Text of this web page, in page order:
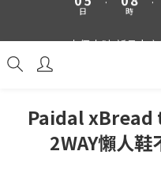
吉伊卡哇 新品上
4
3
2
7
6
5
0
Paidal xBread
2WAY懶人